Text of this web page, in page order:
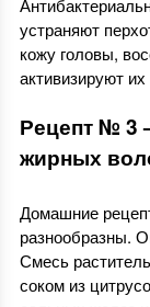
устраняют
кожу головы,
активизируют их
Рецепт № 3
жирных
Домашние
разнообразны.
Смесь
соком из